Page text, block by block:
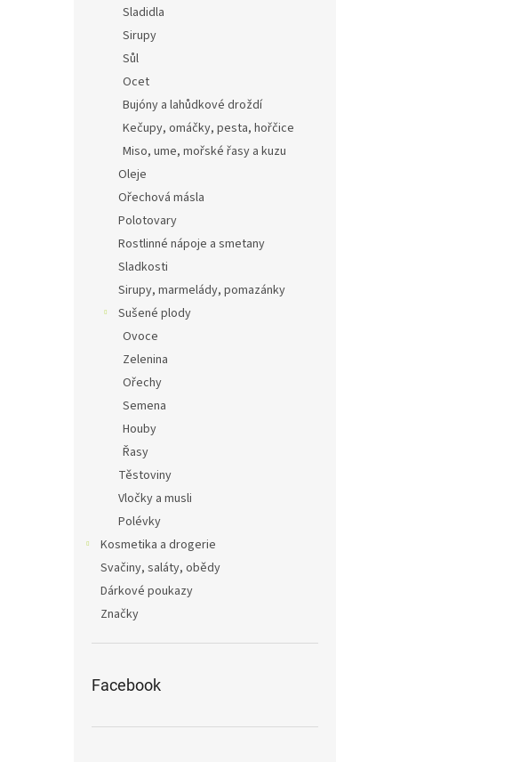
Sladidla
Sirupy
Sůl
Ocet
Bujóny a lahůdkové droždí
Kečupy, omáčky, pesta, hořčice
Miso, ume, mořské řasy a kuzu
Oleje
Ořechová másla
Polotovary
Rostlinné nápoje a smetany
Sladkosti
Sirupy, marmelády, pomazánky
Sušené plody
Ovoce
Zelenina
Ořechy
Semena
Houby
Řasy
Těstoviny
Vločky a musli
Polévky
Kosmetika a drogerie
Svačiny, saláty, obědy
Dárkové poukazy
Značky
Facebook